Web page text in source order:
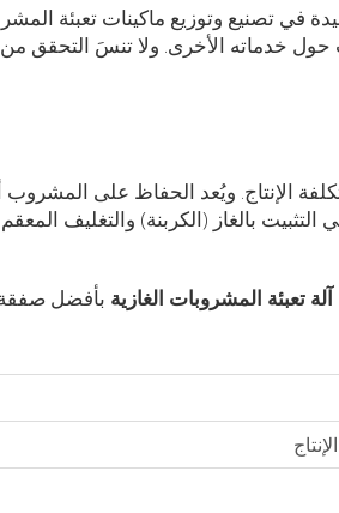
في تصنيع وتوزيع ماكينات تعبئة
خدماته الأخرى. ولا تنسَ التحقق من
الإنتاج. ويُعد الحفاظ على المشروب
بالغاز (الكربنة) والتغليف المعقم.
آلة تعبئة المشروبات الغازية بأفضل صفقة